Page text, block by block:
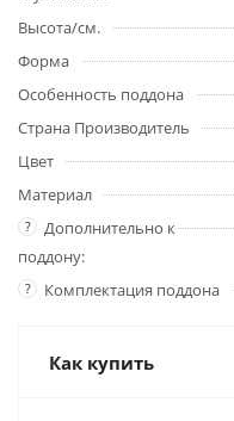
Высота/см.
Форма
Особенность поддона
Страна Производитель
Цвет
Материал
?
Дополнительно к
поддону:
? Комплектация поддона
Как купить